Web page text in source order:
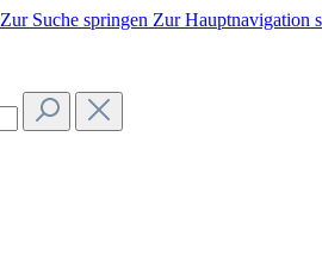
Zur Suche springen Zur Hauptnavigation